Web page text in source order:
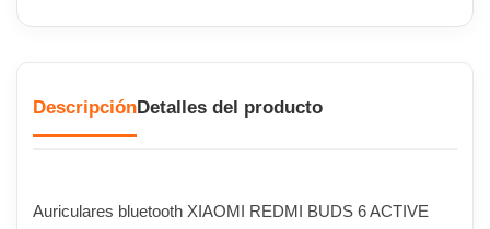
DescripciónDetalles del producto
Auriculares bluetooth XIAOMI REDMI BUDS 6 ACTIVE